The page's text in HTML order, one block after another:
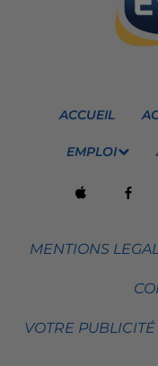
ACCUEIL
EMPLOI
MENTIONS
VOTRE